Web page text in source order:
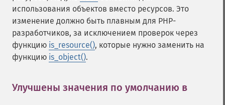
использования объектов вместо ресурсов. Это
изменение должно быть плавным для PHP-
разработчиков, за исключением проверок через
функцию is_resource(), которые нужно заменить на
функцию is_object().
Улучшены значения по умолчанию в